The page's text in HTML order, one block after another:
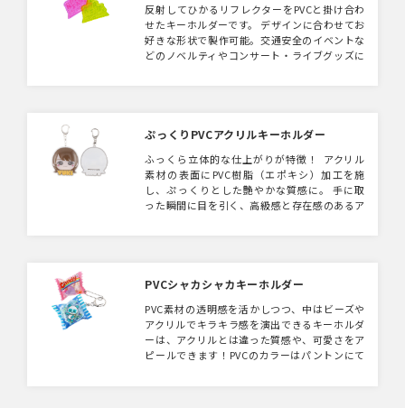
反射してひかるリフレクターをPVCと掛け合わ
せたキーホルダーです。 デザインに合わせてお
好きな形状で製作可能。交通安全のイベントな
どのノベルティやコンサート・ライブグッズに
ぷっくりPVCアクリルキーホルダー
ふっくら立体的な仕上がりが特徴！ アクリル
素材の表面にPVC樹脂（エポキシ）加工を施
し、ぷっくりとした艶やかな質感に。 手に取
った瞬間に目を引く、高級感と存在感のあるア
PVCシャカシャカキーホルダー
PVC素材の透明感を活かしつつ、中はビーズや
アクリルでキラキラ感を演出できるキーホルダ
ーは、アクリルとは違った質感や、可愛さをア
ピールできます！PVCのカラーはパントンにて